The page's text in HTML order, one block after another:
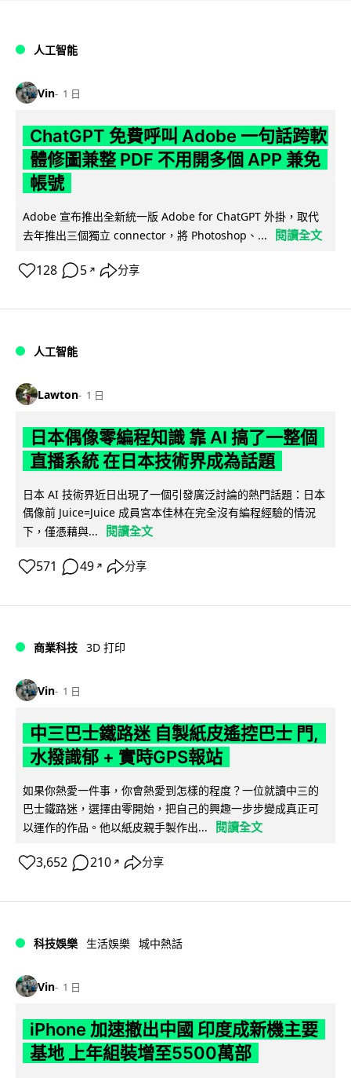
人工智能
Vin 1 日
ChatGPT 免費呼叫 Adobe 一句話跨軟
體修圖兼整 PDF 不用開多個 APP 兼免
帳號
Adobe 宣布推出全新統一版 Adobe for ChatGPT 外掛，取代
去年推出三個獨立 connector，將 Photoshop、...
閱讀全文
128 5 ↗ 分享
人工智能
Lawton 1 日
日本偶像零編程知識 靠 AI 搞了一整個
直播系統 在日本技術界成為話題
日本 AI 技術界近日出現了一個引發廣泛討論的熱門話題：日本
偶像前 Juice=Juice 成員宮本佳林在完全沒有編程經驗的情況
下，僅憑藉與...
閱讀全文
571 49 ↗ 分享
商業科技 3D 打印
Vin 1 日
中三巴士鐵路迷 自製紙皮遙控巴士 門,
水撥識郁 + 實時GPS報站
如果你熱愛一件事，你會熱愛到怎樣的程度？一位就讀中三的
巴士鐵路迷，選擇由零開始，把自己的興趣一步步變成真正可
以運作的作品。他以紙皮親手製作出...
閱讀全文
3,652 210 ↗ 分享
科技娛樂 生活娛樂 城中熱話
Vin 1 日
iPhone 加速撤出中國 印度成新機主要
基地 上年組裝增至5500萬部